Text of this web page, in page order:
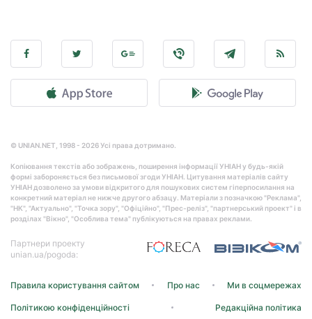
© UNIAN.NET, 1998 - 2026 Усі права дотримано.
Копіювання текстів або зображень, поширення інформації УНІАН у будь-якій
формі забороняється без письмової згоди УНІАН. Цитування матеріалів сайту
УНІАН дозволено за умови відкритого для пошукових систем гіперпосилання на
конкретний матеріал не нижче другого абзацу. Матеріали з позначкою "Реклама",
"НК", "Актуально", "Точка зору", "Офіційно", "Прес-реліз", "партнерський проект" і в
розділах "Вікно", "Особлива тема" публікуються на правах реклами.
Партнери проекту
unian.ua/pogoda:
Правила користування сайтом Про нас Ми в соцмережах
Політикою конфіденційності Редакційна політика